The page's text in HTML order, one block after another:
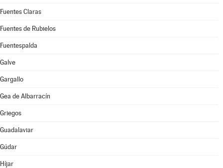
Fuentes Claras
Fuentes de Rubielos
Fuentespalda
Galve
Gargallo
Gea de Albarracín
Griegos
Guadalaviar
Gúdar
Híjar